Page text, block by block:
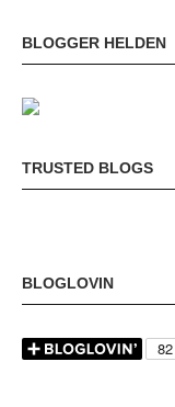
BLOGGER HELDEN
TRUSTED BLOGS
BLOGLOVIN